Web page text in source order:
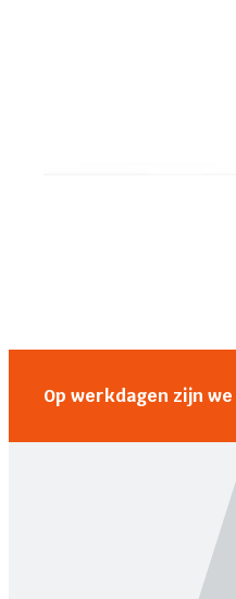
Op werkdagen zijn